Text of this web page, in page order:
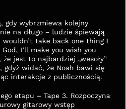
gdy wybrzmiewa kolejny
na długo – ludzie śpiewają
wouldn’t take back one thing I
I’ll make you wish you
że jest to najbardziej „wesoły”
gdyż widać, że Noah bawi się
interakcje z publicznością.
etapu – Tape 3. Rozpoczyna
gitarowy wstęp